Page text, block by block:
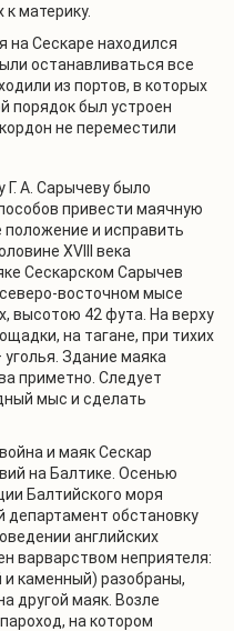
материку.
на Сескаре находился
останавливаться все
из портов, в которых
порядок был устроен
не переместили
Г. А. Сарычеву было
привести маячную
положение и исправить
XVIII века
Сескарском Сарычев
восточном мысе
высотою 42 фута. На верху
на тагане, при тихих
Здание маяка
приметно. Следует
мыс и сделать
и маяк Сескар
на Балтике. Осенью
Балтийского моря
департамент обстановку
английских
варварством неприятеля:
каменный) разобраны,
другой маяк. Возле
на котором